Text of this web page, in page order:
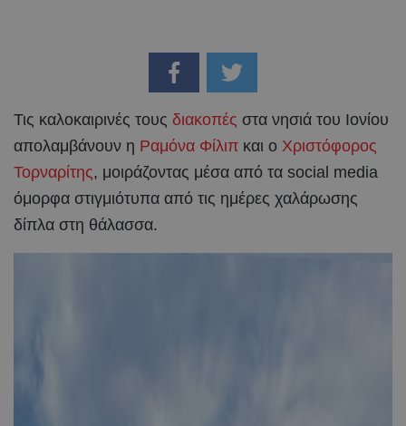
Τις καλοκαιρινές τους διακοπές στα νησιά του Ιονίου
απολαμβάνουν η Ραμόνα Φίλιπ και ο Χριστόφορος
Τορναρίτης, μοιράζοντας μέσα από τα social media
όμορφα στιγμιότυπα από τις ημέρες χαλάρωσης
δίπλα στη θάλασσα.